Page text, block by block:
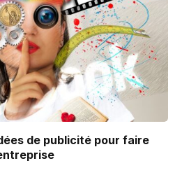
de publicité pour faire